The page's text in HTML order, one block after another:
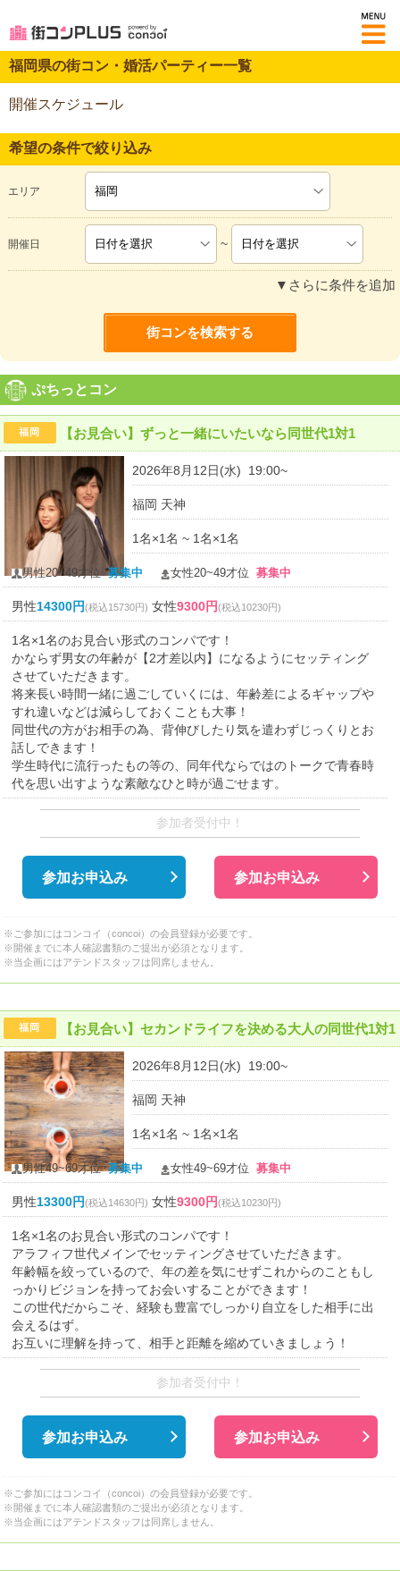
福岡県の街コン・婚活パーティー一覧
開催スケジュール
希望の条件で絞り込み
エリア
開催日 ~
▼さらに条件を追加
ぷちっとコン
福岡 【お見合い】ずっと一緒にいたいなら同世代1対1
2026年8月12日(水) 19:00~
福岡 天神
1名×1名 ~ 1名×1名
男性20~49才位募集中 女性20~49才位 募集中
男性14300円(税込15730円) 女性9300円(税込10230円)
1名×1名のお見合い形式のコンパです！
かならず男女の年齢が【2才差以内】になるようにセッティング
させていただきます。
将来長い時間一緒に過ごしていくには、年齢差によるギャップや
すれ違いなどは減らしておくことも大事！
同世代の方がお相手の為、背伸びしたり気を遣わずじっくりとお
話しできます！
学生時代に流行ったもの等の、同年代ならではのトークで青春時
代を思い出すような素敵なひと時が過ごせます。
参加者受付中！
参加お申込み 参加お申込み
※ご参加にはコンコイ（concoi）の会員登録が必要です。
※開催までに本人確認書類のご提出が必須となります。
※当企画にはアテンドスタッフは同席しません。
福岡 【お見合い】セカンドライフを決める大人の同世代1対1
2026年8月12日(水) 19:00~
福岡 天神
1名×1名 ~ 1名×1名
男性49~69才位募集中 女性49~69才位 募集中
男性13300円(税込14630円) 女性9300円(税込10230円)
1名×1名のお見合い形式のコンパです！
アラフィフ世代メインでセッティングさせていただきます。
年齢幅を絞っているので、年の差を気にせずこれからのこともし
っかりビジョンを持ってお会いすることができます！
この世代だからこそ、経験も豊富でしっかり自立をした相手に出
会えるはず。
お互いに理解を持って、相手と距離を縮めていきましょう！
参加者受付中！
参加お申込み 参加お申込み
※ご参加にはコンコイ（concoi）の会員登録が必要です。
※開催までに本人確認書類のご提出が必須となります。
※当企画にはアテンドスタッフは同席しません。